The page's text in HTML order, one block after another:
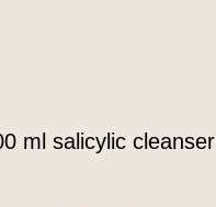
ml salicylic cleanser